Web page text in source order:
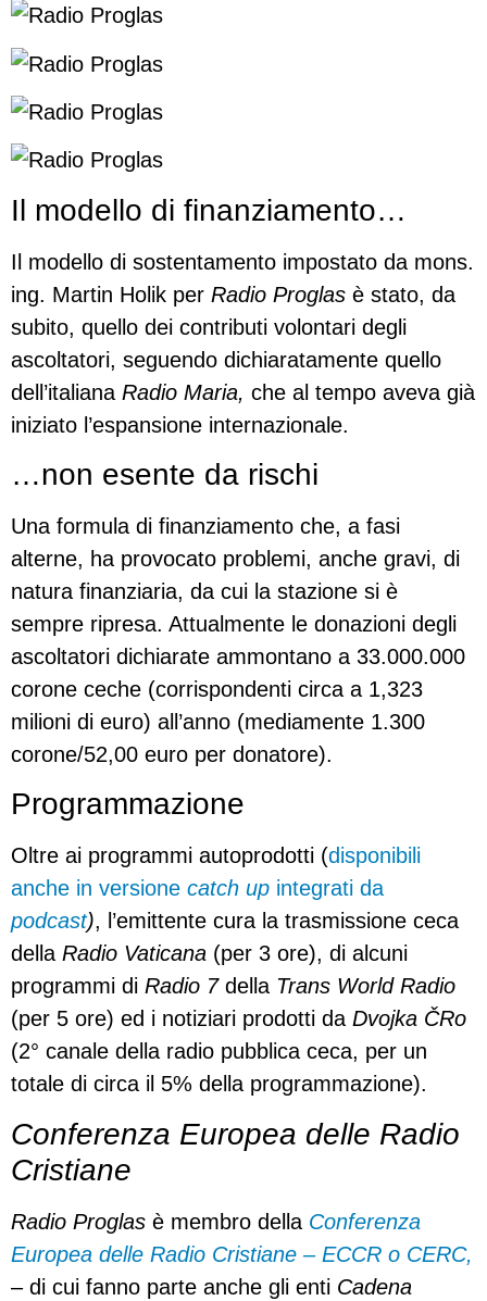
Il modello di finanziamento…
Il modello di sostentamento impostato da mons.
ing. Martin Holik per Radio Proglas è stato, da
subito, quello dei contributi volontari degli
ascoltatori, seguendo dichiaratamente quello
dell’italiana Radio Maria, che al tempo aveva già
iniziato l’espansione internazionale.
…non esente da rischi
Una formula di finanziamento che, a fasi
alterne, ha provocato problemi, anche gravi, di
natura finanziaria, da cui la stazione si è
sempre ripresa. Attualmente le donazioni degli
ascoltatori dichiarate ammontano a 33.000.000
corone ceche (corrispondenti circa a 1,323
milioni di euro) all’anno (mediamente 1.300
corone/52,00 euro per donatore).
Programmazione
Oltre ai programmi autoprodotti (disponibili
anche in versione catch up integrati da
podcast), l’emittente cura la trasmissione ceca
della Radio Vaticana (per 3 ore), di alcuni
programmi di Radio 7della Trans World Radio
(per 5 ore) ed i notiziari prodotti da Dvojka ČRo
(2° canale della radio pubblica ceca, per un
totale di circa il 5% della programmazione).
Conferenza Europea delle Radio
Cristiane
Radio Proglas è membro della Conferenza
Europea delle Radio Cristiane – ECCR o CERC,
– di cui fanno parte anche gli enti Cadena